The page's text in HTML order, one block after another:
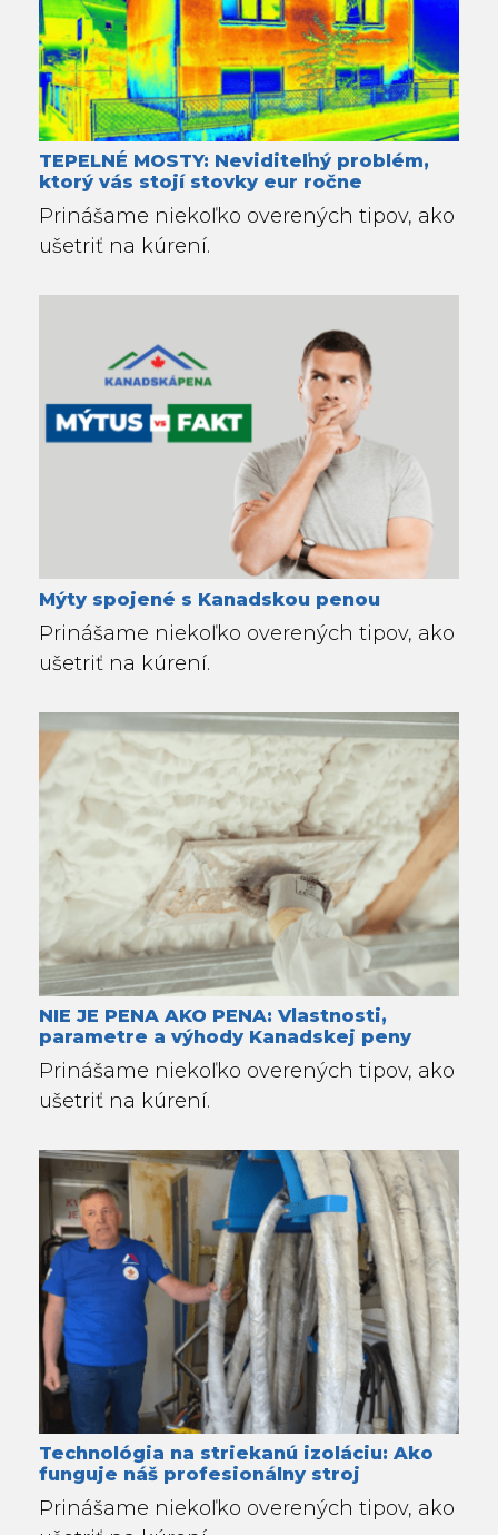
TEPELNÉ MOSTY: Neviditeľný problém,
ktorý vás stojí stovky eur ročne
Prinášame niekoľko overených tipov, ako
ušetriť na kúrení.
Mýty spojené s Kanadskou penou
Prinášame niekoľko overených tipov, ako
ušetriť na kúrení.
NIE JE PENA AKO PENA: Vlastnosti,
parametre a výhody Kanadskej peny
Prinášame niekoľko overených tipov, ako
ušetriť na kúrení.
Technológia na striekanú izoláciu: Ako
funguje náš profesionálny stroj
Prinášame niekoľko overených tipov, ako